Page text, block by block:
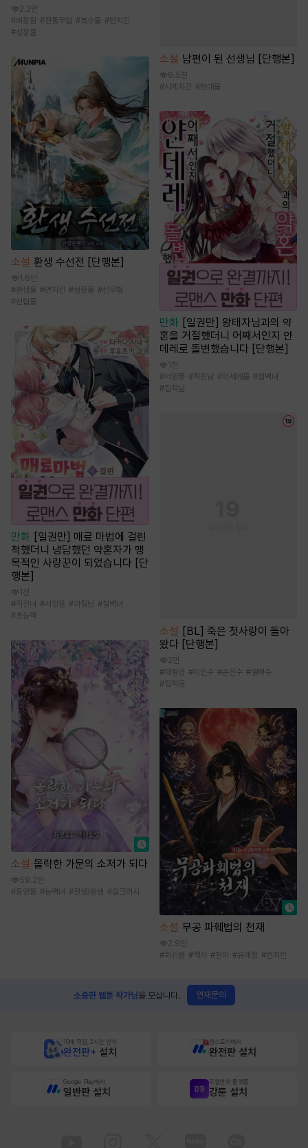
2.2만
#비장함 #전통무협 #복수물 #먼치킨
#성장물
소설 환생 수선전 [단행본]
1.6만
# 환생물 #먼치킨 #성장물 #신무협
#선협물
만화
[일권만] 매료 마법에 걸린
척했더니 냉담했던 약혼자가 맹
목적인 사랑꾼이 되었습니다 [단
행본]
1천
#직진녀 #서양풍 #까칠남 #철벽녀
#초능력
소설 몰락한 가문의 소저가 되다
59.2만
#동양풍 #능력녀 #전생/환생 #걸크러시
소설 남편이 된 선생님 [단행본]
6.5천
#사제지간 #현대물
만화 [일권만] 왕태자님과의 약
혼을 거절했더니 어째서인지 얀
데레로 돌변했습니다 [단행본]
1천
#서양풍 #직진남 #이세계물 #철벽녀
#집착남
소설
[BL] 죽은 첫사랑이 돌아
왔다 [단행본]
2만
#재벌공 #미인수 #순진수 #얼빠수
#집착공
소설 무공 파훼법의 천재
2.9만
#회귀물 #책사 #천마 #유쾌함 #먼치킨
소중한 웹툰 작가님을 모십니다. 연재문의
10배 적립, 2시간 먼저
완전판+ 설치
원스토어에서
완전판 설치
Google Play에서
일반판 설치
무협만화 플랫폼
강툰 설치